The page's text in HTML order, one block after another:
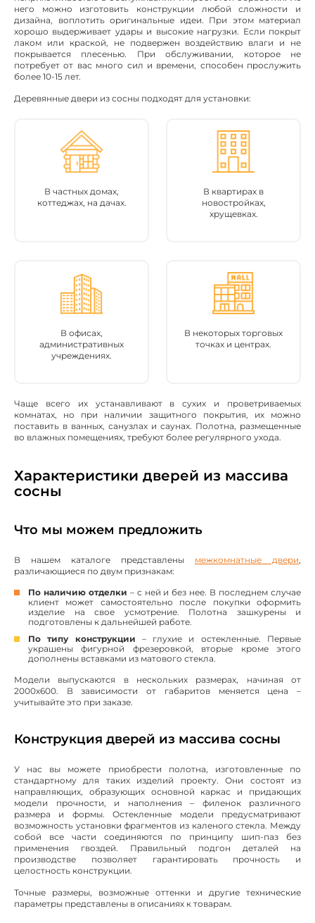
него можно изготовить конструкции любой сложности и
дизайна, воплотить оригинальные идеи. При этом материал
хорошо выдерживает удары и высокие нагрузки. Если покрыт
лаком или краской, не подвержен воздействию влаги и не
покрывается плесенью. При обслуживании, которое не
потребует от вас много сил и времени, способен прослужить
более 10-15 лет.
Деревянные двери из сосны подходят для установки:
В частных домах,
коттеджах, на дачах.
В квартирах в
новостройках,
хрущевках.
В офисах,
административных
учреждениях.
В некоторых торговых
точках и центрах.
Чаще всего их устанавливают в сухих и проветриваемых
комнатах, но при наличии защитного покрытия, их можно
поставить в ванных, санузлах и саунах. Полотна, размещенные
во влажных помещениях, требуют более регулярного ухода.
Характеристики дверей из массива
сосны
Что мы можем предложить
В нашем каталоге представлены межкомнатные двери,
различающиеся по двум признакам:
По наличию отделки – с ней и без нее. В последнем случае
клиент может самостоятельно после покупки оформить
изделие на свое усмотрение. Полотна зашкурены и
подготовлены к дальнейшей работе.
По типу конструкции – глухие и остекленные. Первые
украшены фигурной фрезеровкой, вторые кроме этого
дополнены вставками из матового стекла.
Модели выпускаются в нескольких размерах, начиная от
2000х600. В зависимости от габаритов меняется цена –
учитывайте это при заказе.
Конструкция дверей из массива сосны
У нас вы можете приобрести полотна, изготовленные по
стандартному для таких изделий проекту. Они состоят из
направляющих, образующих основной каркас и придающих
модели прочности, и наполнения – филенок различного
размера и формы. Остекленные модели предусматривают
возможность установки фрагментов из каленого стекла. Между
собой все части соединяются по принципу шип-паз без
применения гвоздей. Правильный подгон деталей на
производстве позволяет гарантировать прочность и
целостность конструкции.
Точные размеры, возможные оттенки и другие технические
параметры представлены в описаниях к товарам.